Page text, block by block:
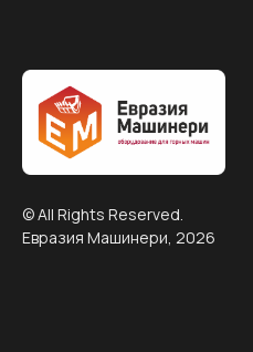
© All Rights Reserved.
Евразия Машинери, 2026